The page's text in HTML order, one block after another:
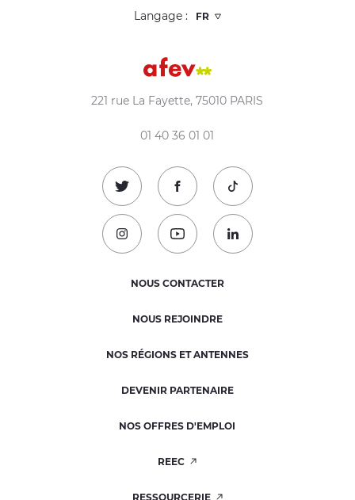
Langage :
221 rue La Fayette, 75010 PARIS
01 40 36 01 01
Suivez-nous sur Twitter !
Suivez-nous sur Facebook !
Suivez-nous sur
Suivez-nous sur Instagram !
Suivez-nous sur Youtube !
Suivez-nous sur
NOUS CONTACTER
NOUS REJOINDRE
NOS RÉGIONS ET ANTENNES
DEVENIR PARTENAIRE
NOS OFFRES D'EMPLOI
REEC
RESSOURCERIE